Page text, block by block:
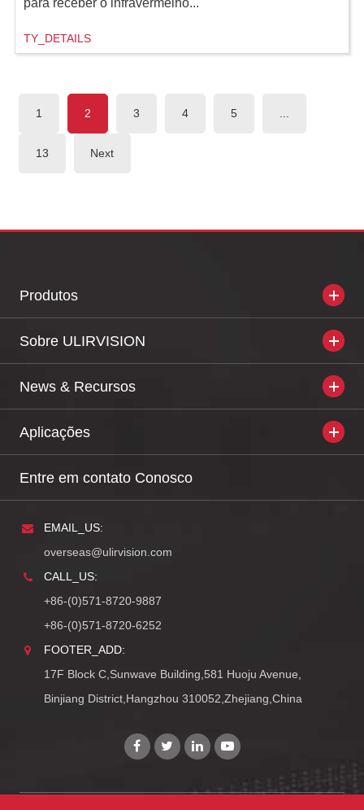
para receber o infravermelho...
TY_DETAILS
1 2 3 4 5
13 Next
Produtos
Sobre ULIRVISION
News & Recursos
Aplicações
Entre em contato Conosco
EMAIL_US:
overseas@ulirvision.com
CALL_US:
+86-(0)571-8720-9887
+86-(0)571-8720-6252
FOOTER_ADD:
17F Block C,Sunwave Building,581 Huoju Avenue,
Binjiang District,Hangzhou 310052,Zhejiang,China